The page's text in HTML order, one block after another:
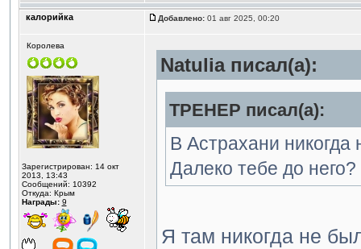
калорийка Добавлено:01 авг 2025, 00:20
Королева
Зарегистрирован: 14 окт
2013, 13:43
Сообщений: 10392
Откуда: Крым
Награды: 9
Natulia писал(а):
ТРЕНЕР писал(а):
В Астрахани
Далеко тебе до него?
Я там никогда не